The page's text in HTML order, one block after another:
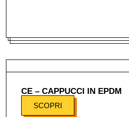
CE – CAPPUCCI IN EPDM
SCOPRI